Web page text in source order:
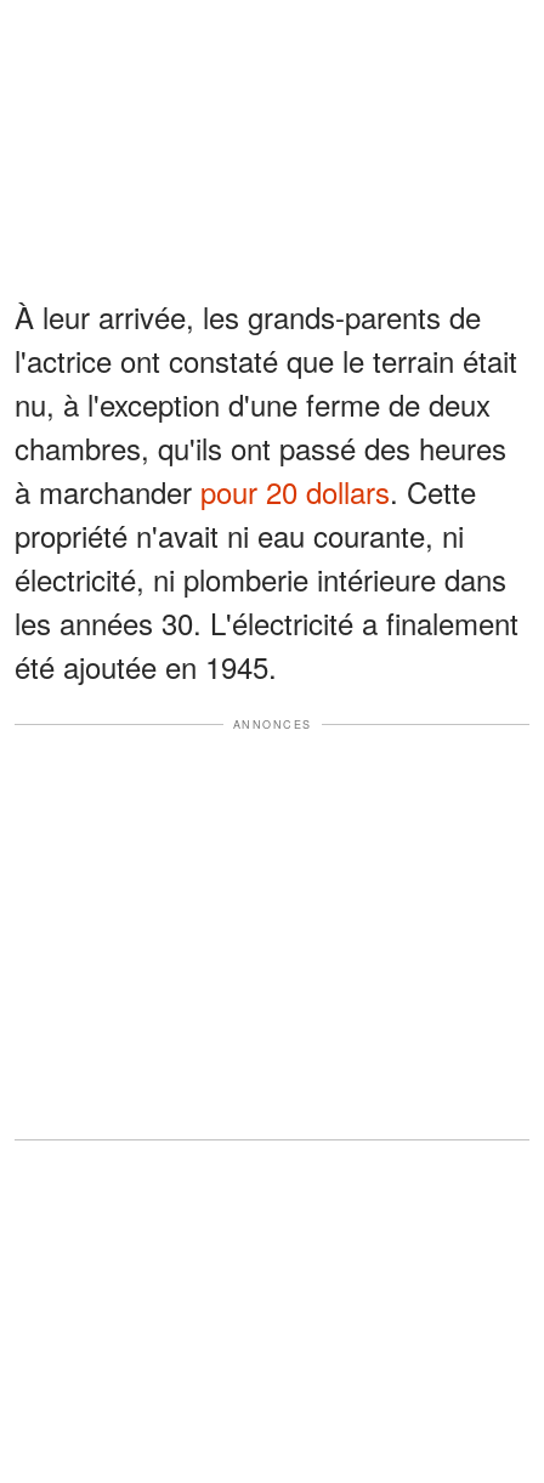
À leur arrivée, les grands-parents de
l'actrice ont constaté que le terrain était
nu, à l'exception d'une ferme de deux
chambres, qu'ils ont passé des heures
à marchander pour 20 dollars. Cette
propriété n'avait ni eau courante, ni
électricité, ni plomberie intérieure dans
les années 30. L'électricité a finalement
été ajoutée en 1945.
ANNONCES